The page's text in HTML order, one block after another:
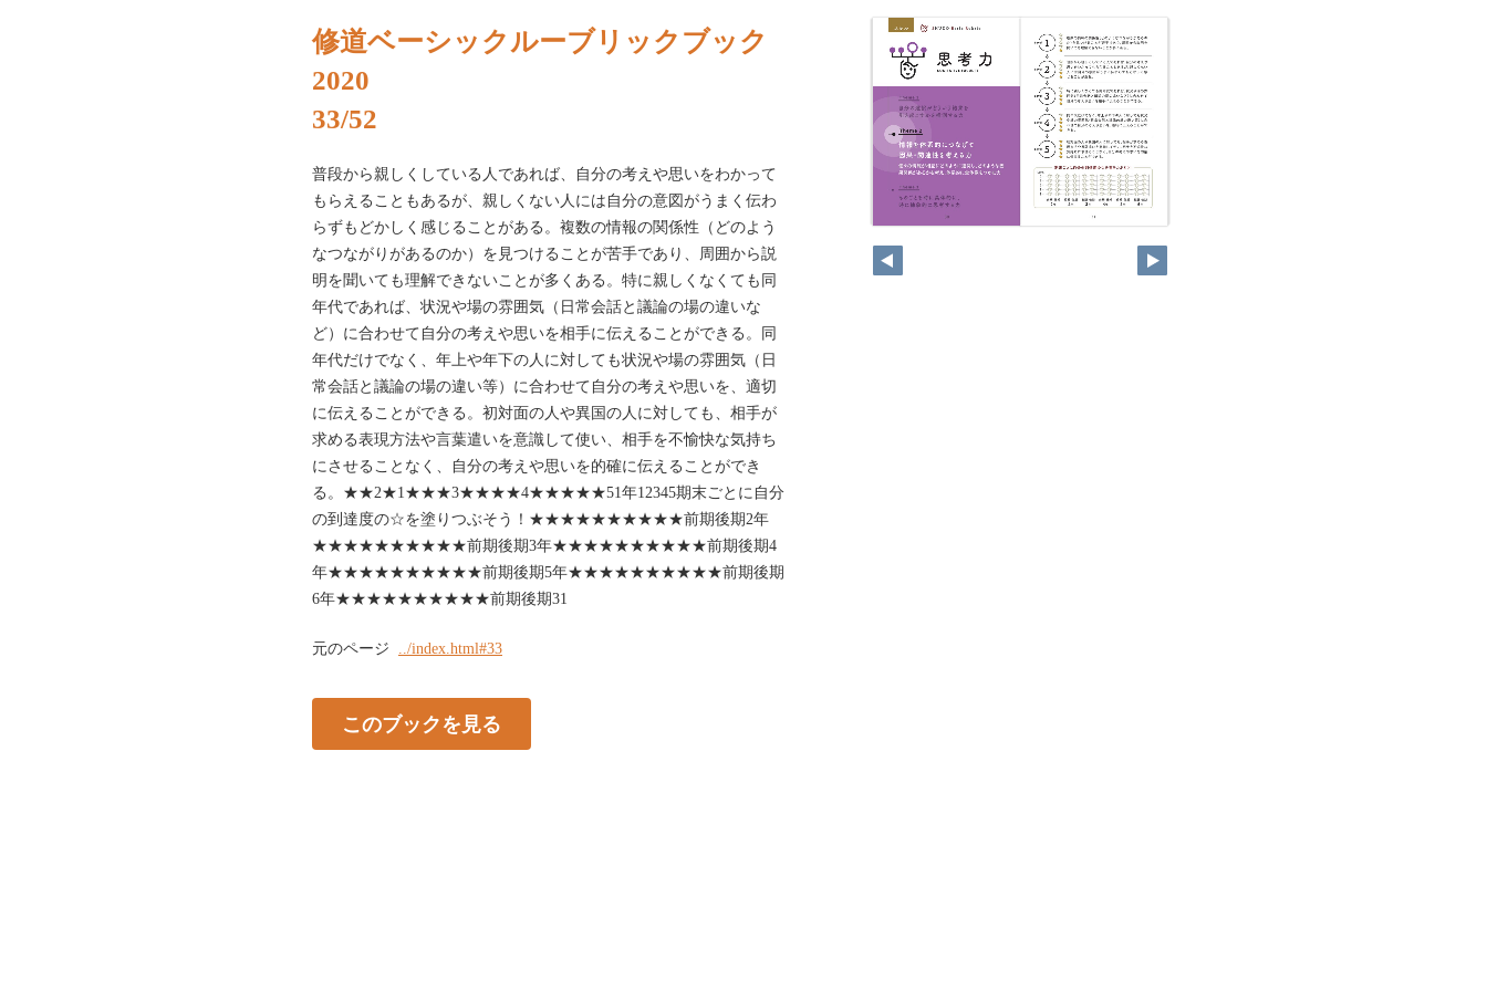
修道ベーシックルーブリックブック
2020
33/52
普段から親しくしている人であれば、自分の考えや思いをわかって
もらえることもあるが、親しくない人には自分の意図がうまく伝わ
らずもどかしく感じることがある。複数の情報の関係性（どのよう
なつながりがあるのか）を見つけることが苦手であり、周囲から説
明を聞いても理解できないことが多くある。特に親しくなくても同
年代であれば、状況や場の雰囲気（日常会話と議論の場の違いな
ど）に合わせて自分の考えや思いを相手に伝えることができる。同
年代だけでなく、年上や年下の人に対しても状況や場の雰囲気（日
常会話と議論の場の違い等）に合わせて自分の考えや思いを、適切
に伝えることができる。初対面の人や異国の人に対しても、相手が
求める表現方法や言葉遣いを意識して使い、相手を不愉快な気持ち
にさせることなく、自分の考えや思いを的確に伝えることができ
る。★★2★1★★★3★★★★4★★★★★51年12345期末ごとに自分
の到達度の☆を塗りつぶそう！★★★★★★★★★★前期後期2年
★★★★★★★★★★前期後期3年★★★★★★★★★★前期後期4
年★★★★★★★★★★前期後期5年★★★★★★★★★★前期後期
6年★★★★★★★★★★前期後期31
元のページ ../index.html#33
このブックを見る